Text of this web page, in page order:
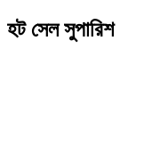
হট সেল সুপারিশ